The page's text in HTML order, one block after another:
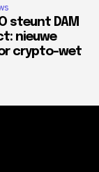
steunt DAM
nieuwe
crypto-wet